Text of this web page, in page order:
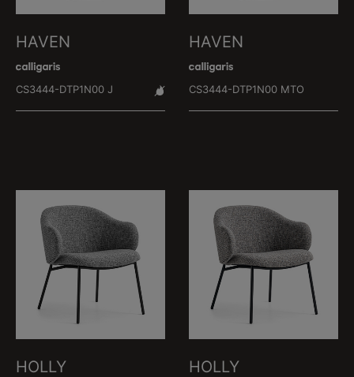
HAVEN
CS3444-DTP1N00 J
HAVEN
CS3444-DTP1N00 MTO
HOLLY HOLLY